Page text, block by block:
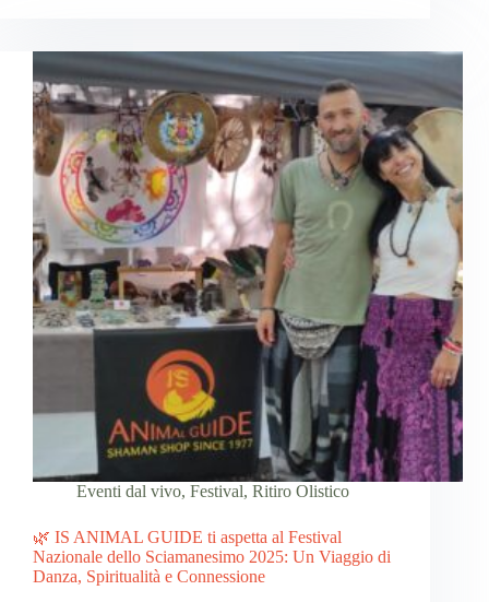
Eventi dal vivo, Festival, Ritiro Olistico
🌿 IS ANIMAL GUIDE ti aspetta al Festival
Nazionale dello Sciamanesimo 2025: Un Viaggio di
Danza, Spiritualità e Connessione